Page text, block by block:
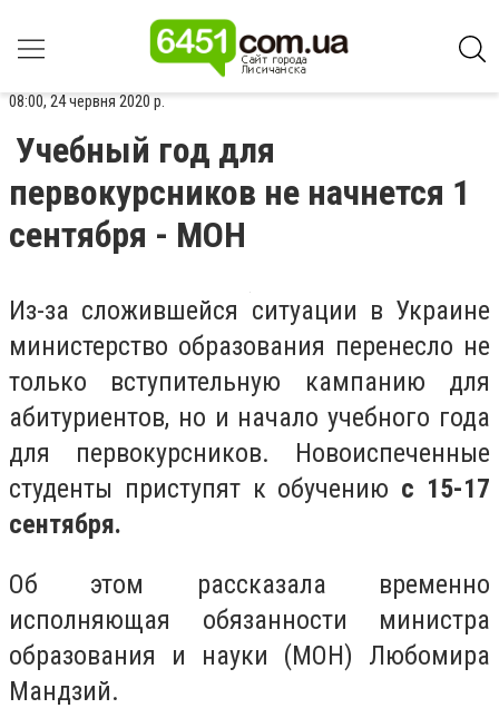
08:00, 24 червня 2020 р.
Учебный год для
первокурсников не начнется 1
сентября - МОН
Из-за сложившейся ситуации в Украине
министерство образования перенесло не
только вступительную кампанию для
абитуриентов, но и начало учебного года
для первокурсников. Новоиспеченные
студенты приступят к обучению с 15-17
сентября.
Об этом рассказала временно
исполняющая обязанности министра
образования и науки (МОН) Любомира
Мандзий.